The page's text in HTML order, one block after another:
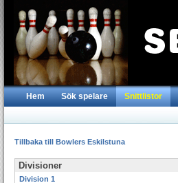
Hem Sök spelare Snittlistor
Tillbaka till Bowlers Eskilstuna
Divisioner
Division 1